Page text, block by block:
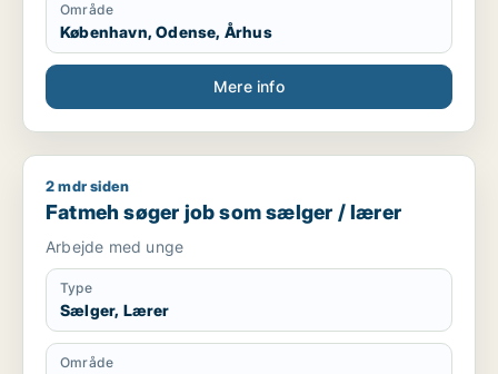
Område
København, Odense, Århus
Mere info
Fatmeh søger job som sælger / lærer
2 mdr siden
Fatmeh søger job som sælger / lærer
Arbejde med unge
Type
Sælger, Lærer
Område